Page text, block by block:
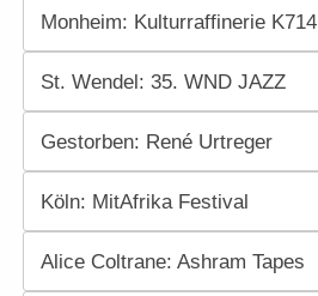
Monheim: Kulturraffinerie K714
St. Wendel: 35. WND JAZZ
Gestorben: René Urtreger
Köln: MitAfrika Festival
Alice Coltrane: Ashram Tapes